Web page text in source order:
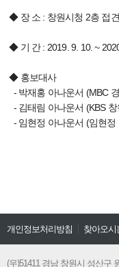
◆ 장 소 : 창원시청 2층 접
◆ 기 간 : 2019. 9. 10. ~
◆ 홍보대사
- 박재홍 아나운서 (MBC
- 김태림 아나운서 (KBS 창
- 임현정 아나운서 (임현정
개인정보처리방침 찾아오시
(우)51411 경남 창원시 성산구